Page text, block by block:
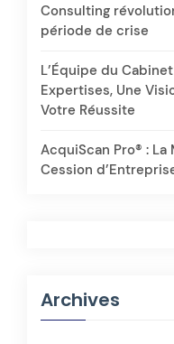
Consulting
période de crise
L’Équipe du
Expertises, Une
Votre Réussite
AcquiScan Pro® :
Cession
Archives